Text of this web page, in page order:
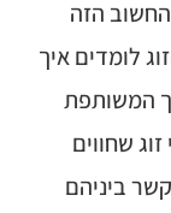
הזה
לומדים איך
המשותפת
שחווים
ביניהם